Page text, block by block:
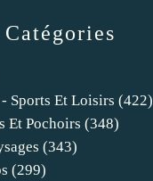
Catégories
Sports Et Loisirs (422)
Et Pochoirs (348)
(343)
(299)